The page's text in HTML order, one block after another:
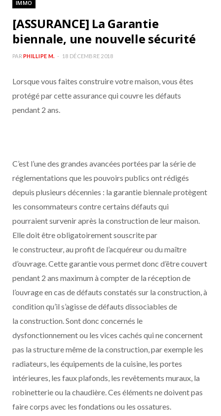
k a
IMMO
[ASSURANCE] La Garantie
biennale, une nouvelle sécurité
PAR PHILLIPE M. 18 DÉCEMBRE 2018
Lorsque vous faites construire votre maison, vous êtes
protégé par cette assurance qui couvre les défauts
pendant 2 ans.
C’est l’une des grandes avancées portées par la série de
réglementations que les pouvoirs publics ont rédigés
depuis plusieurs décennies : la garantie biennale protègent
les consommateurs contre certains défauts qui
pourraient survenir après la construction de leur maison.
Elle doit être obligatoirement souscrite par
le constructeur, au profit de l’acquéreur ou du maître
d’ouvrage. Cette garantie vous permet donc d’être couvert
pendant 2 ans maximum à compter de la réception de
l’ouvrage en cas de défauts constatés sur la construction, à
condition qu’il s’agisse de défauts dissociables de
la construction. Sont donc concernés le
dysfonctionnement ou les vices cachés qui ne concernent
pas la structure même de la construction, par exemple les
radiateurs, les équipements de la cuisine, les portes
intérieures, les faux plafonds, les revêtements muraux, la
robinetterie ou la chaudière. Ces éléments ne doivent pas
faire corps avec les fondations ou les ossatures.